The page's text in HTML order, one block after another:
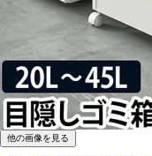
他の画像を見る